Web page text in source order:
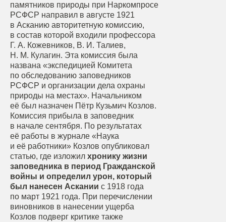
памятников природы при Наркомпросе
РСФСР направил в августе 1921
в Асканию авторитетную комиссию,
в состав которой входили профессора
Г. А. Кожевников, В. И. Талиев,
Н. М. Кулагин. Эта комиссия была
названа «экспедицией Комитета
по обследованию заповедников
РСФСР и организации дела охраны
природы на местах». Начальником
её был назначен Пётр Кузьмич Козлов.
Комиссия прибыла в заповедник
в начале сентября. По результатах
её работы в журнале «Наука
и её работники» Козлов опубликовал
статью, где изложил хронику жизни
заповедника в период Гражданской
войны и определил урон, который
был нанесен Аскании с 1918 года
по март 1921 года. При перечислении
виновников в нанесении ущерба
Козлов подверг критике также